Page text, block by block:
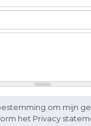
om mijn
het Privacy